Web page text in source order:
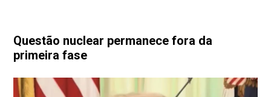
Questão nuclear permanece fora da
primeira fase